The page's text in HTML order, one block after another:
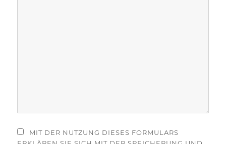
MIT DER NUTZUNG DIESES FORMULARS